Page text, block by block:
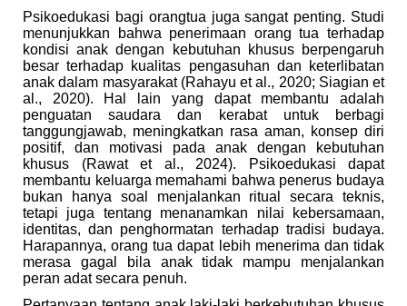
Psikoedukasi bagi orangtua juga sangat penting. Studi
menunjukkan bahwa penerimaan orang tua terhadap
kondisi anak dengan kebutuhan khusus berpengaruh
besar terhadap kualitas pengasuhan dan keterlibatan
anak dalam masyarakat (Rahayu et al., 2020; Siagian et
al., 2020). Hal lain yang dapat membantu adalah
penguatan saudara dan kerabat untuk berbagi
tanggungjawab, meningkatkan rasa aman, konsep diri
positif, dan motivasi pada anak dengan kebutuhan
khusus (Rawat et al., 2024). Psikoedukasi dapat
membantu keluarga memahami bahwa penerus budaya
bukan hanya soal menjalankan ritual secara teknis,
tetapi juga tentang menanamkan nilai kebersamaan,
identitas, dan penghormatan terhadap tradisi budaya.
Harapannya, orang tua dapat lebih menerima dan tidak
merasa gagal bila anak tidak mampu menjalankan
peran adat secara penuh.